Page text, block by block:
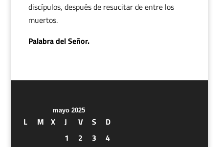
discípulos, después de resucitar de entre los
muertos.
Palabra del Señor.
mayo 2025
L M X J V S
D
1
2 3
4